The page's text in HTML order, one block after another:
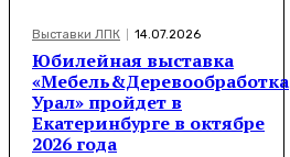
Выставки ЛПК 14.07.2026
Юбилейная выставка
«Мебель&Деревообработка
Урал» пройдет в
Екатеринбурге в октябре
2026 года